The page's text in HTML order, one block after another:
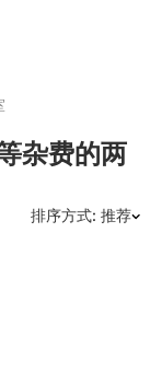
杂费的两
排序方式: 推荐